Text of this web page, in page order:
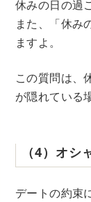
休みの日の過
また、「休み
ますよ。
この質問は、
が隠れている
（4）オシ
デートの約束